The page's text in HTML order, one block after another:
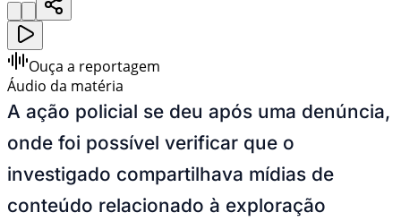
Ouça a reportagem
Áudio da matéria
A ação policial se deu após uma denúncia,
onde foi possível verificar que o
investigado compartilhava mídias de
conteúdo relacionado à exploração